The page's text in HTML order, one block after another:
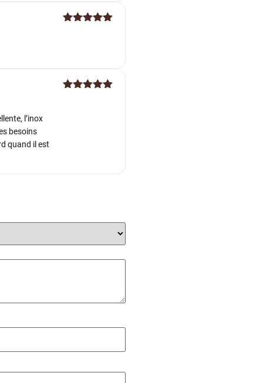
l’inox
besoins
quand il est